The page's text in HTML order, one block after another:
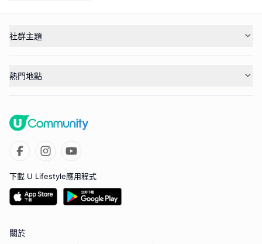
社群主題
熱門地點
下載 U Lifestyle應用程式
關於